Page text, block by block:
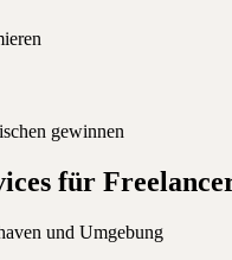
gewinnen
für
und Umgebung